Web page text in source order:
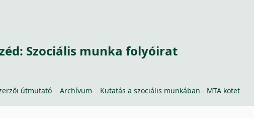
Szociális munka folyóirat
útmutató Archívum Kutatás a szociális munkában - MTA kötet